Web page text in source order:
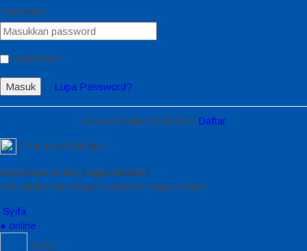
Password
Ingat Saya
Masuk Lupa Password?
Belum menjadi member? Daftar
Chat via Whatsapp
saya mau order toga wisuda?
Klik untuk chat dengan customer support kami
Syifa
● online
Syifa